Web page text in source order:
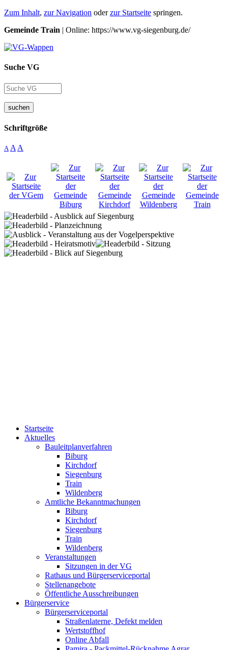
Zum Inhalt, zur Navigation oderzur Startseite springen.
Gemeinde Train | Online: https://www.vg-siegenburg.de/
Suche VG
suchen
Schriftgröße
A A A
Startseite
Aktuelles
Bauleitplanverfahren
Biburg
Kirchdorf
Siegenburg
Train
Wildenberg
Amtliche Bekanntmachungen
Biburg
Kirchdorf
Siegenburg
Train
Wildenberg
Veranstaltungen
Sitzungen in der VG
Rathaus und Bürgerserviceportal
Stellenangebote
Öffentliche Ausschreibungen
Bürgerservice
Bürgerserviceportal
Straßenlaterne, Defekt melden
Wertstoffhof
Online Abfall